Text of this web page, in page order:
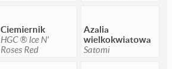
Ciemiernik
HGC ® Ice N'
Roses Red
Azalia
wielkokwiatowa
Satomi